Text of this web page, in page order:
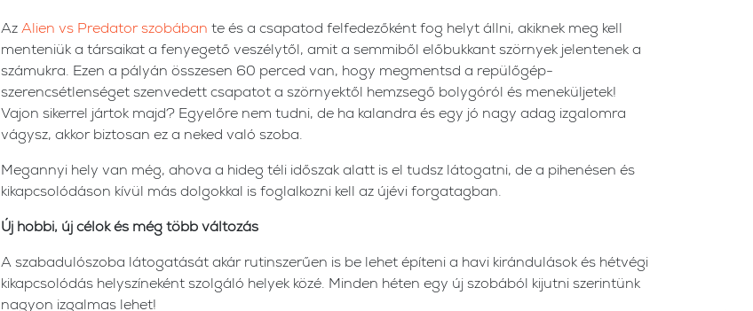
Az Alien vs Predator szobában te és a csapatod felfedezőként fog helyt állni, akiknek meg kell
menteniük a társaikat a fenyegető veszélytől, amit a semmiből előbukkant szörnyek jelentenek a
számukra. Ezen a pályán összesen 60 perced van, hogy megmentsd a repülőgép-
szerencsétlenséget szenvedett csapatot a szörnyektől hemzsegő bolygóról és meneküljetek!
Vajon sikerrel jártok majd? Egyelőre nem tudni, de ha kalandra és egy jó nagy adag izgalomra
vágysz, akkor biztosan ez a neked való szoba.
Megannyi hely van még, ahova a hideg téli időszak alatt is el tudsz látogatni, de a pihenésen és
kikapcsolódáson kívül más dolgokkal is foglalkozni kell az újévi forgatagban.
Új hobbi, új célok és még több változás
A szabadulószoba látogatását akár rutinszerűen is be lehet építeni a havi kirándulások és hétvégi
kikapcsolódás helyszíneként szolgáló helyek közé. Minden héten egy új szobából kijutni szerintünk
nagyon izgalmas lehet!